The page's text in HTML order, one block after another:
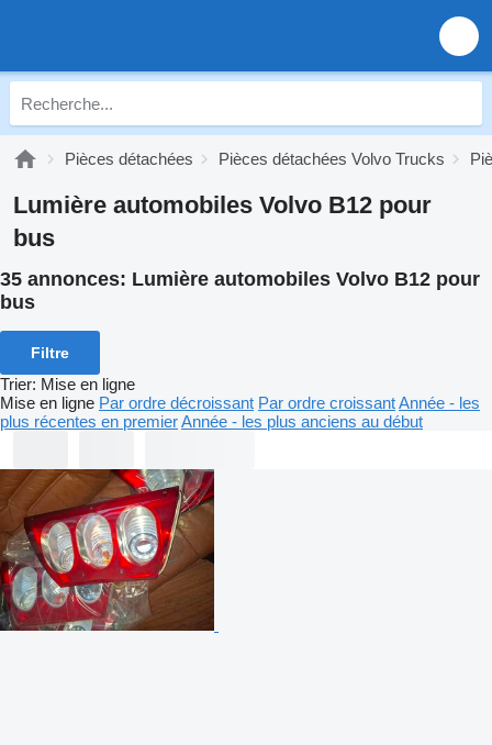
Pièces détachées Pièces détachées Volvo Trucks
Lumière automobiles Volvo B12 pour
bus
35 annonces: Lumière automobiles Volvo B12 pour
bus
Filtre
Trier: Mise en ligne
Mise en ligne Par ordre décroissant Par ordre croissantAnnée - les
plus récentes en premierAnnée - les plus anciens au début